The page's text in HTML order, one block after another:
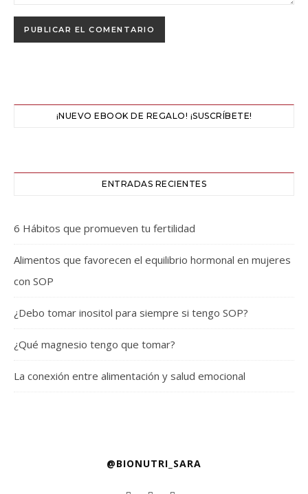
¡NUEVO EBOOK DE REGALO! ¡SUSCRÍBETE!
ENTRADAS RECIENTES
6 Hábitos que promueven tu fertilidad
Alimentos que favorecen el equilibrio hormonal en mujeres
con SOP
¿Debo tomar inositol para siempre si tengo SOP?
¿Qué magnesio tengo que tomar?
La conexión entre alimentación y salud emocional
@BIONUTRI_SARA